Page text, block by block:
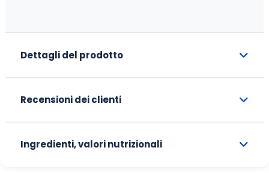
Dettagli del prodotto
Recensioni dei clienti
Ingredienti, valori nutrizionali